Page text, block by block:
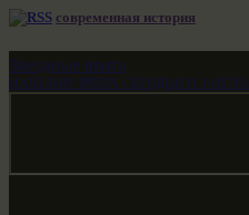
современная история
Звездные врата
НАШ МИР ВЧЕРА СЕГОДНЯ И ЗАВТРА